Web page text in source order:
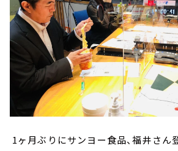
1ヶ月ぶりにサンヨー食品、福井さん